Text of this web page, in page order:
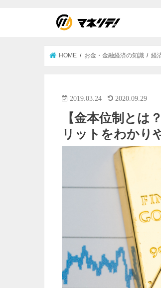
HOME お金・金融経済の知識 経
2019.03.24 2020.09.29
【金本位制とは
リットをわかり